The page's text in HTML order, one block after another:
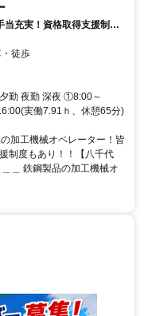
充実！資格取得支援制度
徒歩
勤 夜勤 深夜 ①8:00～
実働7.91ｈ、休憩65分)
加工機械オペレーター！皆
制度もあり！！【八千代
＿ 鉄鋼製品の加工機械オ